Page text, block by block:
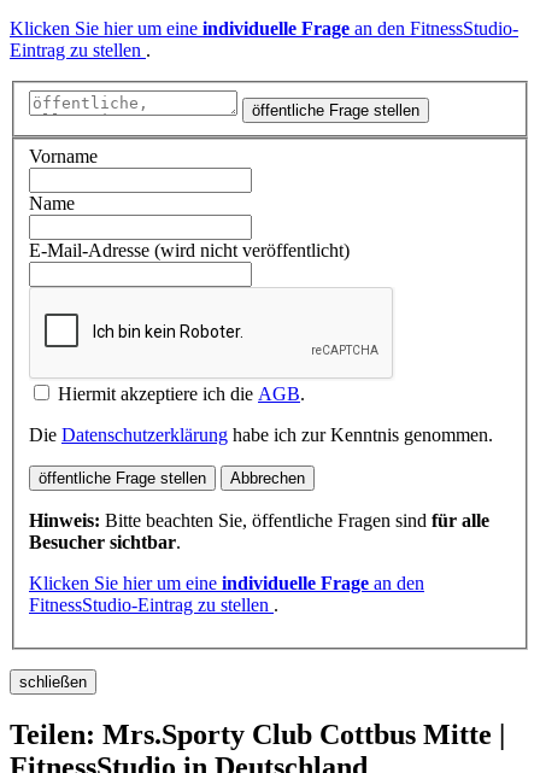
Klicken Sie hier um eine individuelle Frage an den FitnessStudio-
Eintrag zu stellen .
öffentliche Frage stellen
Vorname
Name
E-Mail-Adresse (wird nicht veröffentlicht)
Hiermit akzeptiere ich die AGB.
Die Datenschutzerklärung habe ich zur Kenntnis genommen.
öffentliche Frage stellen Abbrechen
Hinweis: Bitte beachten Sie, öffentliche Fragen sind für alle
Besucher sichtbar.
Klicken Sie hier um eine individuelle Frage an den
FitnessStudio-Eintrag zu stellen .
schließen
Teilen: Mrs.Sporty Club Cottbus Mitte |